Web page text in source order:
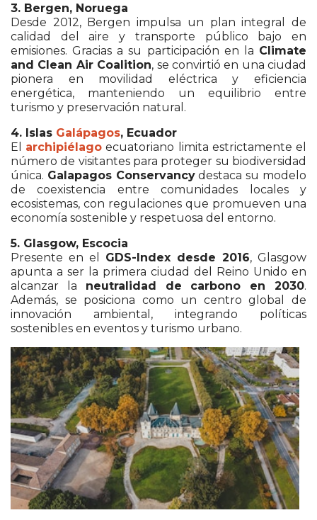
3. Bergen, Noruega
Desde 2012, Bergen impulsa un plan integral de
calidad del aire y transporte público bajo en
emisiones. Gracias a su participación en la Climate
and Clean Air Coalition, se convirtió en una ciudad
pionera en movilidad eléctrica y eficiencia
energética, manteniendo un equilibrio entre
turismo y preservación natural.
4. Islas Galápagos, Ecuador
El archipiélago ecuatoriano limita estrictamente el
número de visitantes para proteger su biodiversidad
única. Galapagos Conservancydestaca su modelo
de coexistencia entre comunidades locales y
ecosistemas, con regulaciones que promueven una
economía sostenible y respetuosa del entorno.
5. Glasgow, Escocia
Presente en el GDS-Index desde 2016, Glasgow
apunta a ser la primera ciudad del Reino Unido en
alcanzar la neutralidad de carbono en 2030.
Además, se posiciona como un centro global de
innovación ambiental, integrando políticas
sostenibles en eventos y turismo urbano.